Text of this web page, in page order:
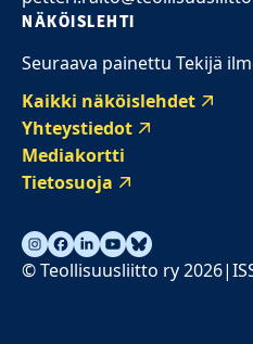
NÄKÖISLEHTI
Seuraava painettu Tekijä
Kaikki näköislehdet
Yhteystiedot
Mediakortti
Tietosuoja
© Teollisuusliitto ry 2026|